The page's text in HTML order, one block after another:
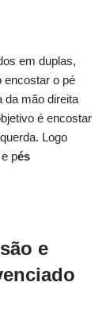
em duplas,
encostar o pé
da mão direita
é encostar
Logo
pés
e